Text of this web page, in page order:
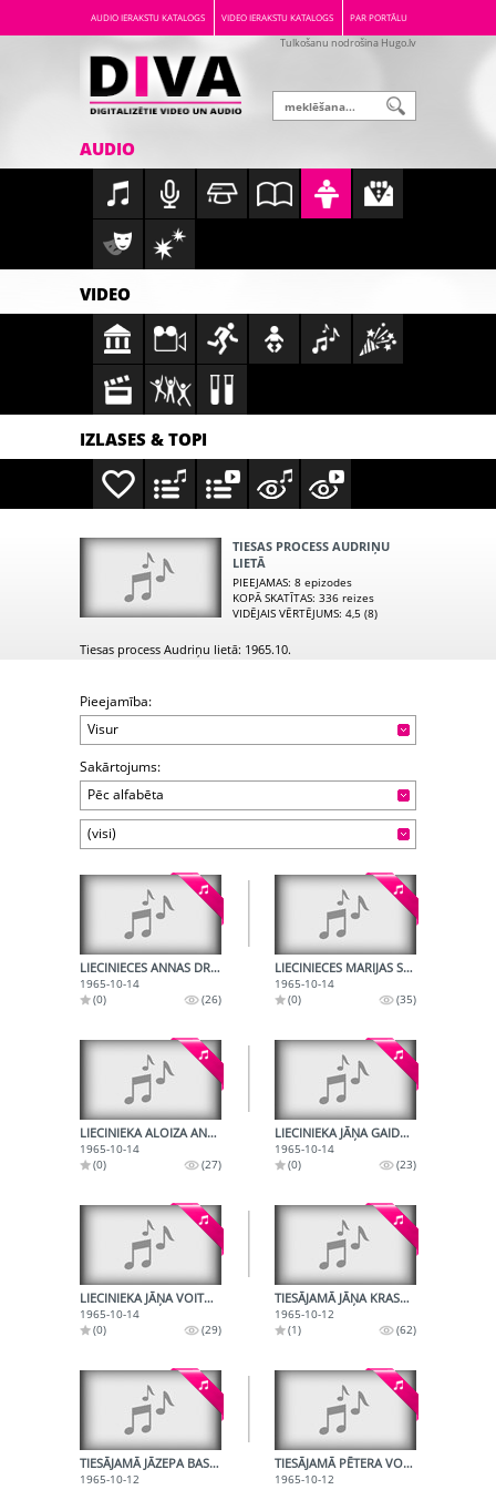
AUDIO IERAKSTU KATALOGS VIDEO IERAKSTU KATALOGS PAR PORTĀLU
Tulkošanu nodrošina Hugo.lv
AUDIO
VIDEO
IZLASES & TOPI
TIESAS PROCESS AUDRIŅU
LIETĀ
PIEEJAMAS: 8 epizodes
KOPĀ SKATĪTAS: 336 reizes
VIDĒJAIS VĒRTĒJUMS: 4,5 (8)
Tiesas process Audriņu lietā: 1965.10.
Pieejamība:
Visur
Sakārtojums:
Pēc alfabēta
(visi)
LIECINIECES ANNAS DRUŽINSKAS LIECĪBA
1965-10-14
(0)
(26)
LIECINIECES MARIJAS SVENCICKAS LIECĪBA
1965-10-14
(0)
(35)
LIECINIEKA ALOIZA ANČA LIECĪBA
1965-10-14
(0)
(27)
LIECINIEKA JĀŅA GAIDUĻA LIECĪBA
1965-10-14
(0)
(23)
LIECINIEKA JĀŅA VOITĀNA LIECĪBA
1965-10-14
(0)
(29)
TIESĀJAMĀ JĀŅA KRASOVSKA LIECĪBA
1965-10-12
(1)
(62)
TIESĀJAMĀ JĀZEPA BASANKOVIČA LIECĪBA
1965-10-12
TIESĀJAMĀ PĒTERA VOIČUKA LIECĪBA
1965-10-12